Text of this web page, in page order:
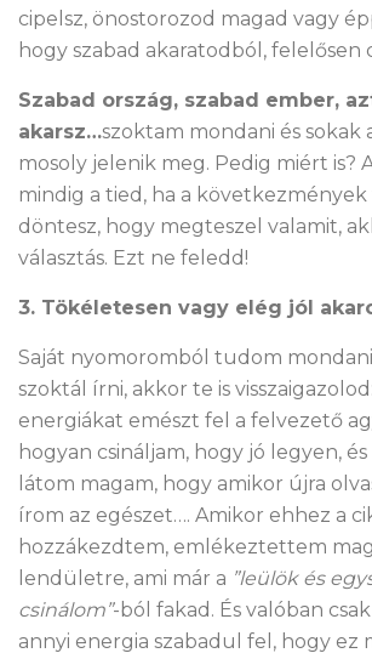
cipelsz, önostorozod magad vagy
hogy szabad akaratodból, felelősen
Szabad ország, szabad ember,
akarsz…szoktam mondani és sokak
mosoly jelenik meg. Pedig miért is?
mindig a tied, ha a
döntesz, hogy megteszel valamit,
választás. Ezt ne feledd!
3. Tökéletesen vagy elég jól
Saját nyomoromból tudom
szoktál írni, akkor te is
energiákat emészt fel a felvezető
hogyan csináljam, hogy jó legyen,
látom magam, hogy amikor újra
írom az egészet…. Amikor ehhez a
hozzákezdtem, emlékeztettem
lendületre, ami már a ”leülök és
csinálom”-ból fakad. És valóban csak
annyi energia szabadul fel, hogy ez